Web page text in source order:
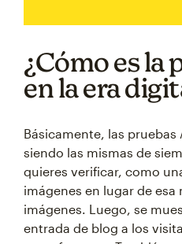
¿Cómo es la
en la era
Básicamente, las
siendo las mismas de
quieres verificar, como
imágenes en lugar de
imágenes. Luego, se
entrada de blog a los